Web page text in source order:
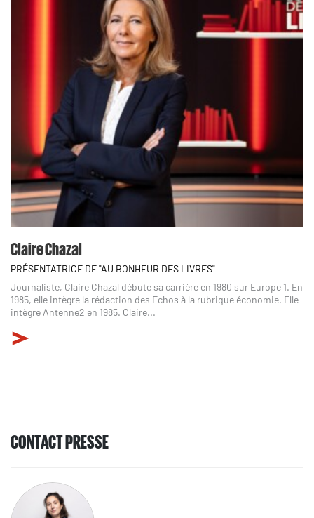
Claire Chazal
PRÉSENTATRICE DE "AU BONHEUR DES LIVRES"
Journaliste, Claire Chazal débute sa carrière en 1980 sur Europe 1. En
1985, elle intègre la rédaction des Echos à la rubrique économie. Elle
intègre Antenne2 en 1985. Claire...
CONTACT PRESSE